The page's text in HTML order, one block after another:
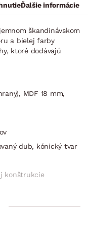
Ďalšie informácie
škandinávskom
a bielej farby
ktoré dodávajú
MDF 18 mm,
dub, kónický tvar
konštrukcie